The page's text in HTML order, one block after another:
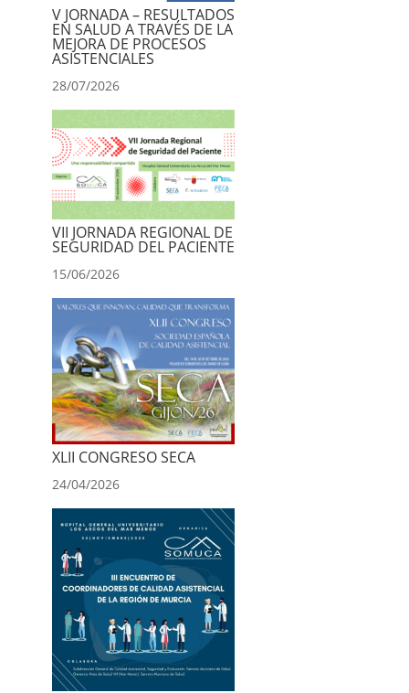
V JORNADA – RESULTADOS
EN SALUD A TRAVÉS DE LA
MEJORA DE PROCESOS
ASISTENCIALES
28/07/2026
VII JORNADA REGIONAL DE
SEGURIDAD DEL PACIENTE
15/06/2026
XLII CONGRESO SECA
24/04/2026